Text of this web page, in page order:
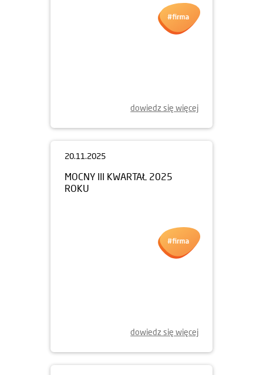
dowiedz się więcej
20.11.2025
MOCNY III KWARTAŁ 2025
ROKU
dowiedz się więcej